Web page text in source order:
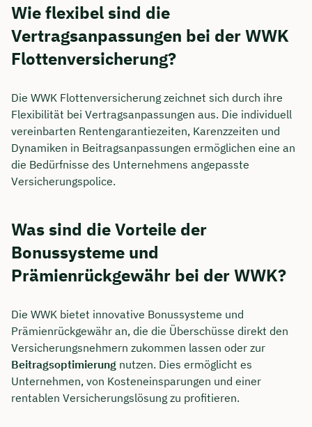
Wie flexibel sind die
Vertragsanpassungen bei der WWK
Flottenversicherung?
Die WWK Flottenversicherung zeichnet sich durch ihre
Flexibilität bei Vertragsanpassungen aus. Die individuell
vereinbarten Rentengarantiezeiten, Karenzzeiten und
Dynamiken in Beitragsanpassungen ermöglichen eine an
die Bedürfnisse des Unternehmens angepasste
Versicherungspolice.
Was sind die Vorteile der
Bonussysteme und
Prämienrückgewähr bei der WWK?
Die WWK bietet innovative Bonussysteme und
Prämienrückgewähr an, die die Überschüsse direkt den
Versicherungsnehmern zukommen lassen oder zur
Beitragsoptimierung nutzen. Dies ermöglicht es
Unternehmen, von Kosteneinsparungen und einer
rentablen Versicherungslösung zu profitieren.